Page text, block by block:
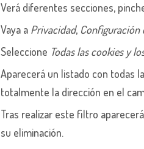
Verá diferentes secciones,
Vaya a Privacidad,
Seleccione Todas lascookiesy
Aparecerá un listado con todas
totalmente la dirección en el
Tras realizar este filtro
su eliminación.